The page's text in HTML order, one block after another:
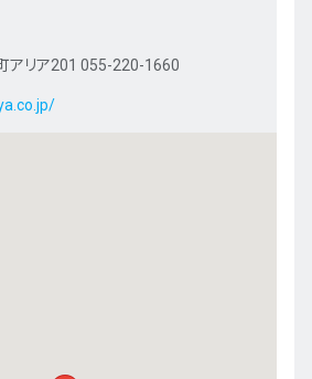
アリア201 055-220-1660